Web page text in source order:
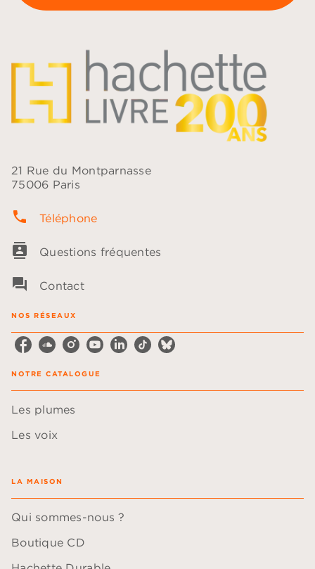
21 Rue du Montparnasse
75006 Paris
phone Téléphone
contacts Questions fréquentes
question_answer Contact
NOS RÉSEAUX
NOTRE CATALOGUE
Les plumes
Les voix
LA MAISON
Qui sommes-nous ?
Boutique CD